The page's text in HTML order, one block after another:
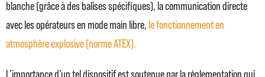
blanche (grâce à des balises spécifiques), la communication directe
avec les opérateurs en mode main libre, le fonctionnement en
atmosphère explosive (norme ATEX).